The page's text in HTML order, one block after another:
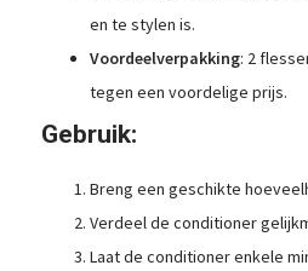
en te stylen is.
Voordeelverpakking: 2
tegen een voordelige prijs.
Gebruik:
Breng een geschikte
Verdeel de conditioner
Laat de conditioner enkele